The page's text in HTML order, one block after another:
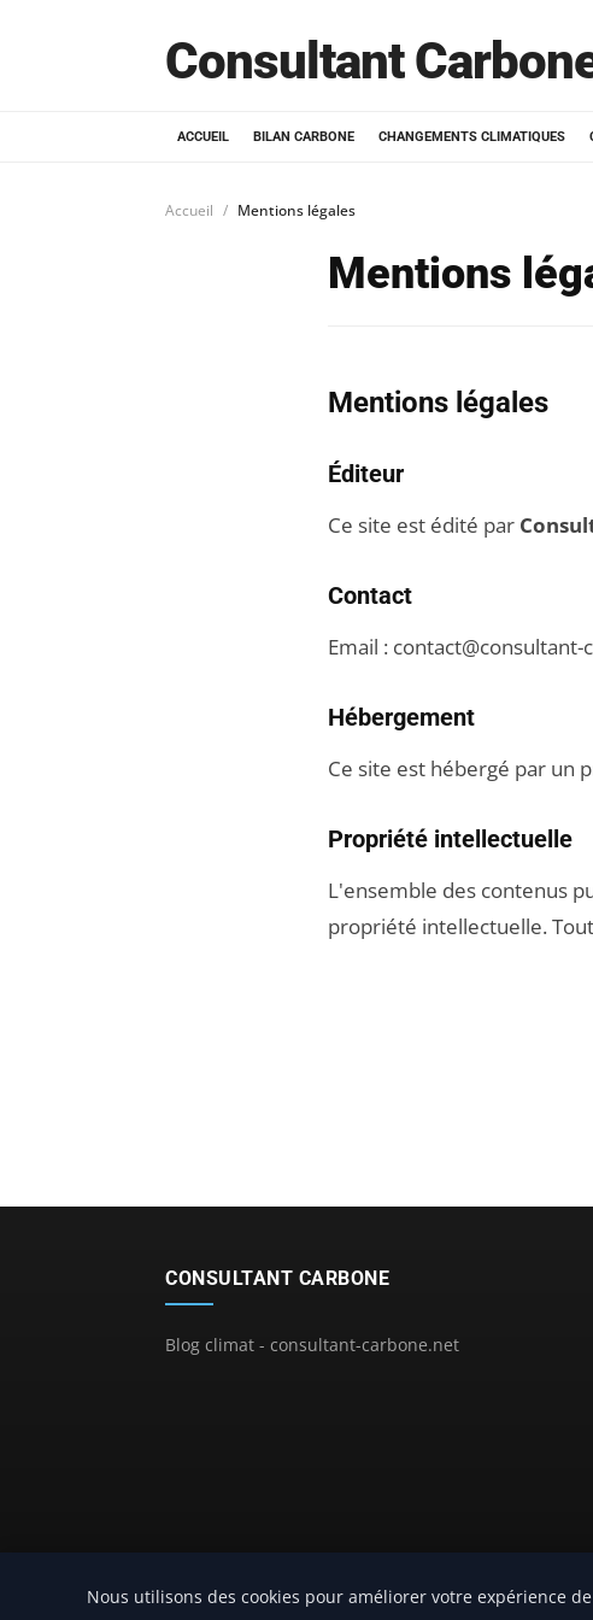
Consultant
ACCUEIL BILAN CARBONE CHANGEMENTS CLIMATIQUES
Accueil Mentions légales
Mentions
Mentions légales
Éditeur
Ce site est édité par
Contact
Email : contact@consultant-
Hébergement
Ce site est hébergé par un
Propriété intellectuelle
L'ensemble des contenus
propriété intellectuelle.
CONSULTANT CARBONE
Blog climat - consultant-carbone.net
Nous utilisons des cookies pour améliorer votre expérience